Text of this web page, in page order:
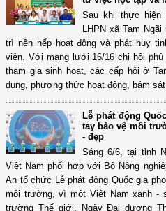
Sau khi thực hiện
LHPN xã Tam
trì nền nếp hoạt động và phát huy
viên. Với mạng lưới 16/16 chi hội
tham gia sinh hoạt, các cấp hội ở
dung, phương thức hoạt động, bám
Lễ phát động
tay bảo vệ môi
- đẹp
Sáng 6/6, tại tỉnh
Việt Nam phối hợp với Bộ Nông
An tổ chức Lễ phát động Quốc gia
môi trường, vì một Việt Nam xanh -
trường Thế giới, Ngày Đại dương